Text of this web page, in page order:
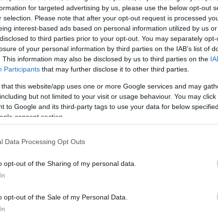
for targeted advertising by us, please use the below opt-out
selection. Please note that after your opt-out request is processed
interest-based ads based on personal information utilized by us
to third parties prior to your opt-out. You may separately
of your personal information by third parties on the IAB’s list of
This information may also be disclosed by us to third parties on the
Participants that may further disclose it to other third parties.
that this website/app uses one or more Google services and may
but not limited to your visit or usage behaviour. You may
to Google and its third-party tags to use your data for below
consent section.
Data Processing Opt Outs
opt-out of the Sharing of my personal data.
opt-out of the Sale of my Personal Data.
έκανε «χωρίς απολύτως καμία δικαιολογία».
ανέχεται βουλευτές να δηλώνουν πως
κόμματα ή στελέχη να λειτουργούν ως
ενώ ο ίδιος διαγράφηκε επειδή ζητούσε τη
Γραμματείας.
και προφανώς παρακολουθεί τη διάλυση
αντιδράσει!», προσθέτει, κατηγορώντας τον
ο βουλευτής αναφέρει ότι «με βγάζει από την
αιχμές για τον τρόπο λήψης της απόφασης.